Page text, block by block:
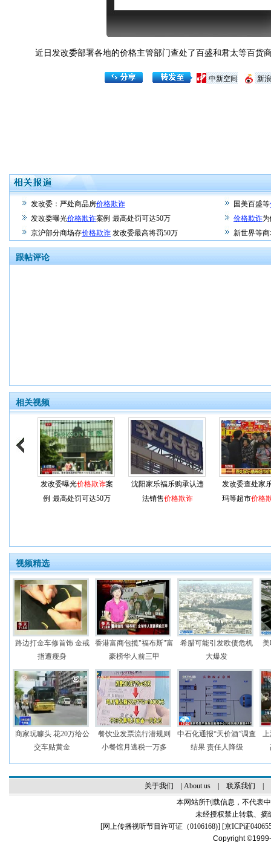
近日发改委部署各地的价格主管部门查处了百盛和君太等百货
新
中新空间
发改委：严处商品房价格欺诈 国美百盛等
发改委曝光价格欺诈案例 最高处罚可达50万 价格欺诈
京沪部分商场存价格欺诈 发改委最高将罚50万 新世界等
跟帖评论
相关视频
发改委曝光价格欺诈案
例 最高处罚可达50万
沈阳家乐福乐购承认违
法销售价格欺诈
发改委查处家
玛等超市价格
视频精选
路边打金车修首饰 金戒
指遭瘦身
香港富商包揽"福布斯"富
豪榜华人前三甲
希腊可能引发欧债危机
大爆发
商家玩噱头 花20万给公
交车贴黄金
餐饮业发票流行潜规则
小餐馆月逃税一万多
中石化通报“天价酒”调查
结果 责任人降级
上
关于我们 About us| 联系我们
本网站所刊载信息，不代表
未经授权禁止转载、摘
[网上传播视听节目许可证（0106168)] [京ICP证
Copyright